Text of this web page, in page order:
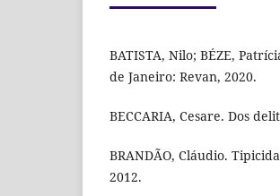
BATISTA, Nilo; BÉZE,
de Janeiro: Revan, 2020.
BECCARIA, Cesare. Dos
BRANDÃO, Cláudio.
2012.